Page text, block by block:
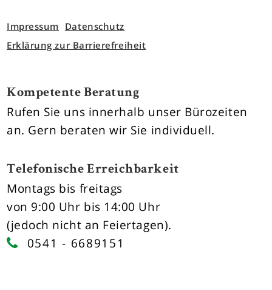
Impressum Datenschutz
Erklärung zur Barrierefreiheit
Kompetente Beratung
Rufen Sie uns innerhalb unser Bürozeiten
an. Gern beraten wir Sie individuell.
Telefonische Erreichbarkeit
Montags bis freitags
von 9:00 Uhr bis 14:00 Uhr
(jedoch nicht an Feiertagen).
0541 - 6689151